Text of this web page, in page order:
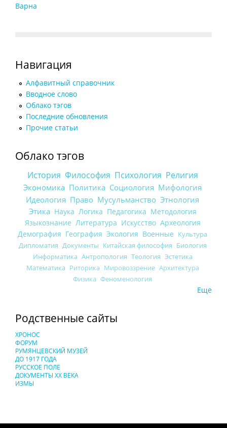
Варна
Навигация
Алфавитный справочник
Вводное слово
Облако тэгов
Последние обновления
Прочие статьи
Облако тэгов
История Философия Психология Религия
Экономика Политика Социология Мифология
Идеология Право Мусульманство Этнология
Этика Наука Логика Педагогика Методология
Языкознание Литература Искусство Археология
Демография География Экология Военные Культура
Дипломатия Документы Китайская философия Биология
Информатика Антропология Теология Эстетика
Математика Риторика Мировоззрение Архитектура
Физика Феноменология
Еще
Родственные сайты
ХРОНОС
ФОРУМ
РУМЯНЦЕВСКИЙ МУЗЕЙ
ДО 1917 ГОДА
РУССКОЕ ПОЛЕ
ДОКУМЕНТЫ XX ВЕКА
ИЗМЫ